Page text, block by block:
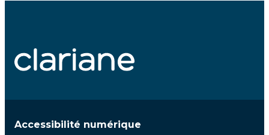
Accessibilité numérique